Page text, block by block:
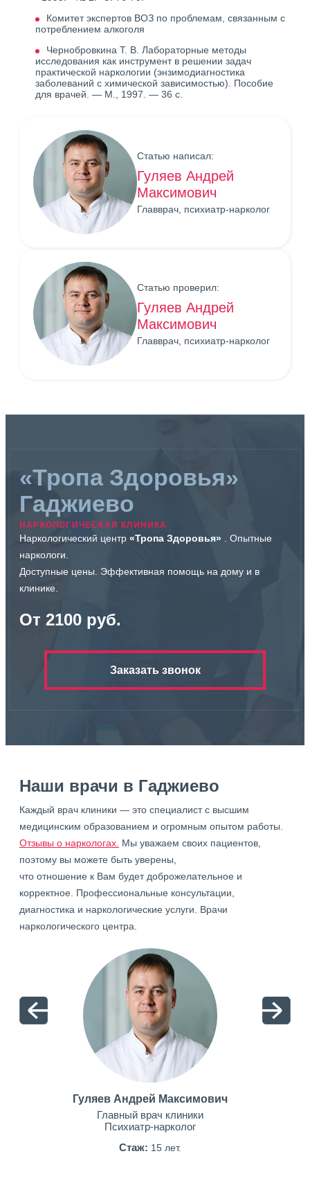
Комитет экспертов ВОЗ по проблемам, связанным с
потреблением алкоголя
Чернобровкина Т. В. Лабораторные методы
исследования как инструмент в решении задач
практической наркологии (энзимодиагностика
заболеваний с химической зависимостью). Пособие
для врачей. — М., 1997. — 36 с.
Статью написал:
Гуляев Андрей
Максимович
Главврач, психиатр-нарколог
Статью проверил:
Гуляев Андрей
Максимович
Главврач, психиатр-нарколог
«Тропа Здоровья»
Гаджиево
НАРКОЛОГИЧЕСКАЯ КЛИНИКА
Наркологический центр «Тропа Здоровья» . Опытные
наркологи.
Доступные цены. Эффективная помощь на дому и в
клинике.
От 2100 руб.
Заказать звонок
Наши врачи в Гаджиево
Каждый врач клиники — это специалист с высшим
медицинским образованием и огромным опытом работы.
Отзывы о наркологах. Мы уважаем своих пациентов,
поэтому вы можете быть уверены,
что отношение к Вам будет доброжелательное и
корректное. Профессиональные консультации,
диагностика и наркологические услуги. Врачи
наркологического центра.
Гуляев Андрей Максимович
Главный врач клиники
Психиатр-нарколог
Стаж: 15 лет.